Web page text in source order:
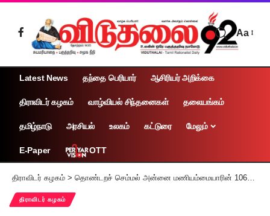
Aa
Latest News தந்தை பெரியார் ஆசிரியர் அறிக்கை
திராவிடர் கழகம் வாழ்வியல் சிந்தனைகள் தலையங்கம்
தமிழ்நாடு அரசியல் உலகம் கட்டுரை மேலும்
E-Paper OTT
திராவிடர் கழகம் > தொண்டறச் செம்மல் அன்னை மணியம்மையாரின் 106ஆம் ஆண்டு பிறந்த நாள் – கழகத்தின் சார்பில் மரியாதை [சென்னை – 10.3.2025]
திராவிடர் கழகம்